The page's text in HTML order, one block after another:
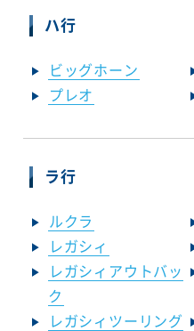
ハ行
ビッグホーン
プレオ
ラ行
ルクラ
レガシィ
レガシィアウトバッ
ク
レガシィツーリング